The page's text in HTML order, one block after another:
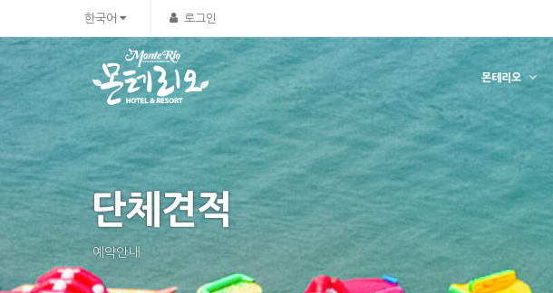
한국어 로그인
몬테리오
단체견적
예약안내
Sketchbook5, 스케치북5